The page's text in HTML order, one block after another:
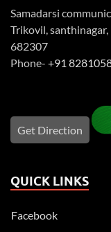
Samadarsi
Trikovil,
682307
Phone- +91
Get Direction
QUICK LINKS
Facebook